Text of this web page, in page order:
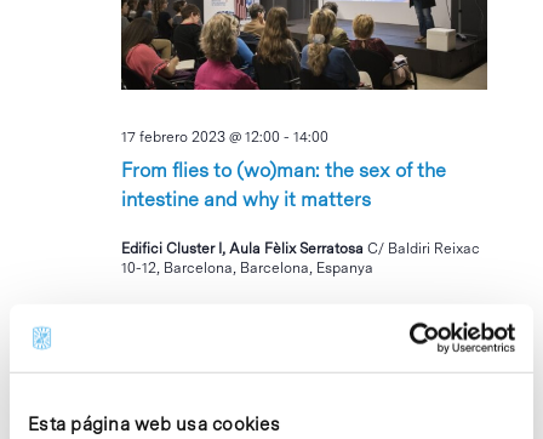
Esta página web usa cookies
From flies to (wo)man: the sex of the
intestine and why it matters
17 febrero 2023 @ 12:00 -14:00
Edifici Cluster I, Aula Fèlix SerratosaC/ Baldiri Reixac
10-12, Barcelona, Barcelona, Espanya